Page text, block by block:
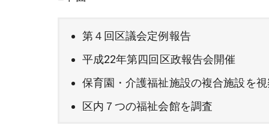
第４回区議会定例報告
平成22年第四回区政報告会開催
保育園・介護福祉施設の複合施設を視
区内７つの福祉会館を調査